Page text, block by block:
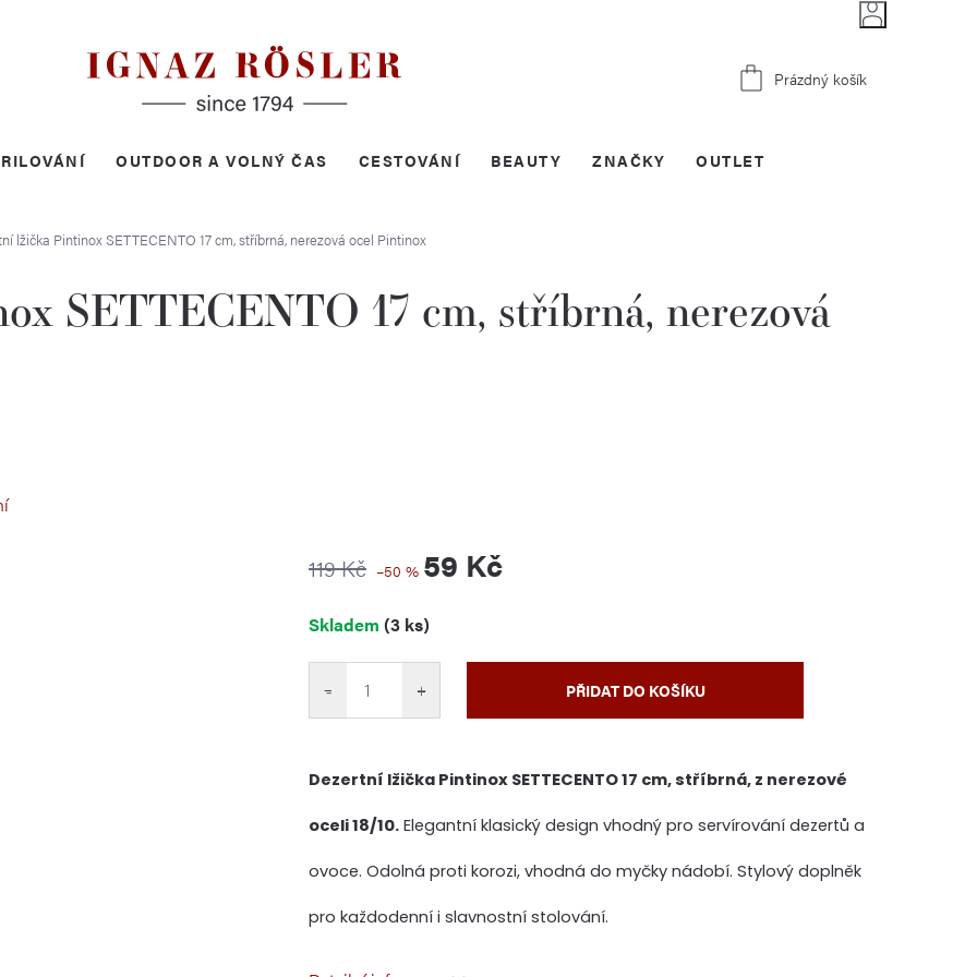
Nákupní
Prázdný košík
OUTDOOR A VOLNÝ ČAS CESTOVÁNÍ BEAUTY OUTLET
ZNAČKY
lžička Pintinox SETTECENTO 17 cm, stříbrná, nerezová ocel Pintinox
SETTECENTO 17 cm, stříbrná, nerezová
119 Kč –50 % 59 Kč
cena:
Skladem (3 ks)
+
− PŘIDAT DO KOŠÍKU
Dezertní lžička Pintinox SETTECENTO 17 cm, stříbrná, z nerezové
oceli 18/10. Elegantní klasický design vhodný pro servírování dezertů a
ovoce. Odolná proti korozi, vhodná do myčky nádobí. Stylový doplněk
pro každodenní i slavnostní stolování.